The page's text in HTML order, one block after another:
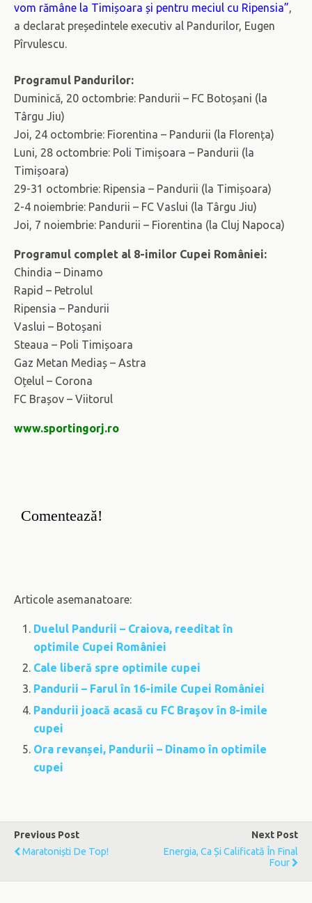
vom rămâne la Timișoara și pentru meciul cu Ripensia”,
a declarat președintele executiv al Pandurilor, Eugen
Pîrvulescu.
Programul Pandurilor:
Duminică, 20 octombrie: Pandurii – FC Botoșani (la
Târgu Jiu)
Joi, 24 octombrie: Fiorentina – Pandurii (la Florența)
Luni, 28 octombrie: Poli Timișoara – Pandurii (la
Timișoara)
29-31 octombrie: Ripensia – Pandurii (la Timișoara)
2-4 noiembrie: Pandurii – FC Vaslui (la Târgu Jiu)
Joi, 7 noiembrie: Pandurii – Fiorentina (la Cluj Napoca)
Programul complet al 8-imilor Cupei României:
Chindia – Dinamo
Rapid – Petrolul
Ripensia – Pandurii
Vaslui – Botoșani
Steaua – Poli Timișoara
Gaz Metan Mediaș – Astra
Oțelul – Corona
FC Brașov – Viitorul
www.sportingorj.ro
Comentează!
Articole asemanatoare:
Duelul Pandurii – Craiova, reeditat în
optimile Cupei României
Cale liberă spre optimile cupei
Pandurii – Farul în 16-imile Cupei României
Pandurii joacă acasă cu FC Braşov în 8-imile
cupei
Ora revanșei, Pandurii – Dinamo în optimile
cupei
Previous Post
Maratoniști De Top!
Next Post
Energia, Ca Și Calificată În Final
Four